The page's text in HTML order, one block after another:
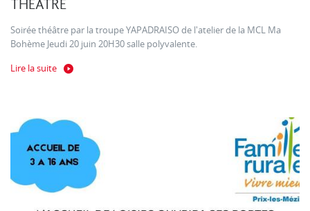
THEATRE
Soirée théâtre par la troupe YAPADRAISO de l'atelier de la MCL Ma
Bohème Jeudi 20 juin 20H30 salle polyvalente.
Lire la suite